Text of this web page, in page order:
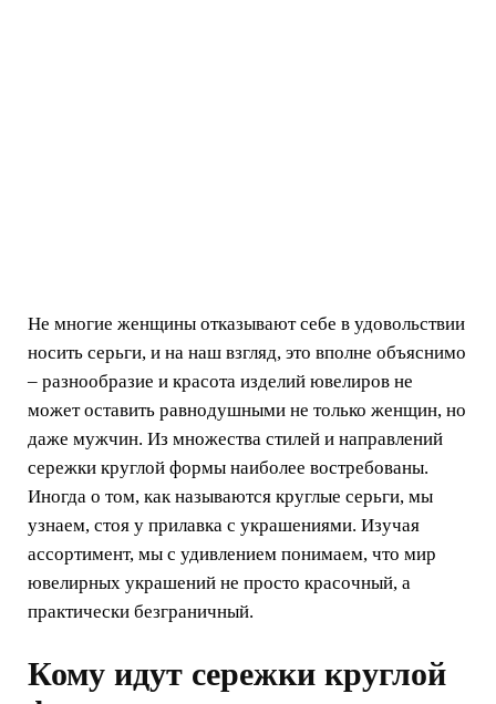
Не многие женщины отказывают себе в удовольствии
носить серьги, и на наш взгляд, это вполне объяснимо
– разнообразие и красота изделий ювелиров не
может оставить равнодушными не только женщин, но
даже мужчин. Из множества стилей и направлений
сережки круглой формы наиболее востребованы.
Иногда о том, как называются круглые серьги, мы
узнаем, стоя у прилавка с украшениями. Изучая
ассортимент, мы с удивлением понимаем, что мир
ювелирных украшений не просто красочный, а
практически безграничный.
Кому идут сережки круглой